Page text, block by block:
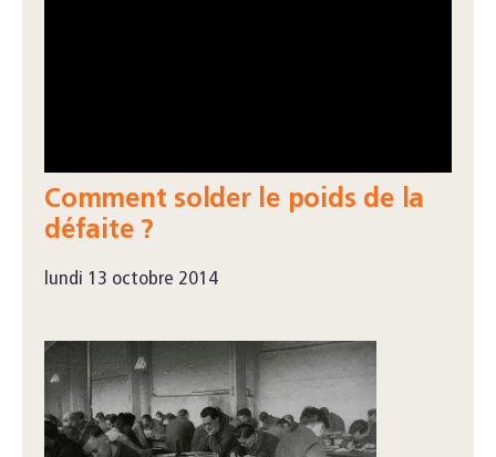
Comment solder le poids de la
défaite ?
lundi 13 octobre 2014